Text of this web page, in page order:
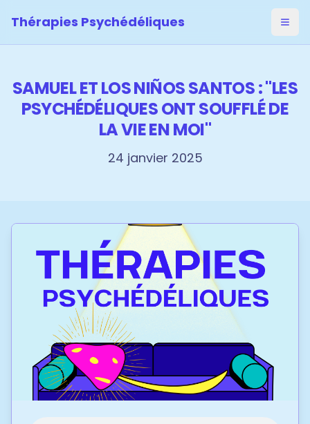
Thérapies Psychédéliques
SAMUEL ET LOS NIÑOS SANTOS : "LES
PSYCHÉDÉLIQUES ONT SOUFFLÉ DE
LA VIE EN MOI"
24 janvier 2025